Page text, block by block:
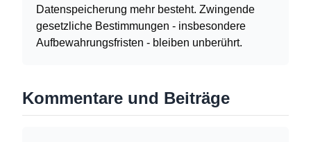
Datenspeicherung mehr besteht. Zwingende
gesetzliche Bestimmungen - insbesondere
Aufbewahrungsfristen - bleiben unberührt.
Kommentare und Beiträge